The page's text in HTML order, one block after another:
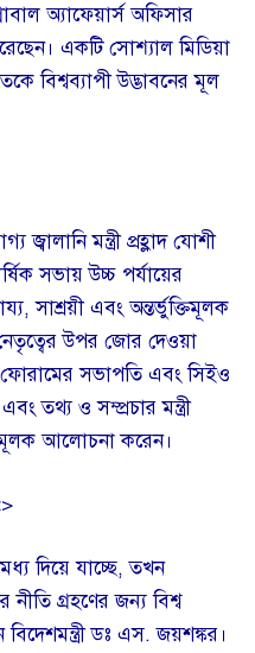
অ্যাফেয়ার্স অফিসার
একটি সোশ্যাল মিডিয়া
বিশ্বব্যাপী উদ্ভাবনের মূল
মন্ত্রী প্রহ্লাদ যোশী
সভায় উচ্চ পর্যায়ের
সাশ্রয়ী এবং অন্তর্ভুক্তিমূলক
নেতৃত্বের উপর জোর দেওয়া
ফোরামের সভাপতি এবং সিইও
তথ্য ও সম্প্রচার মন্ত্রী
আলোচনা করেন।
দিয়ে যাচ্ছে, তখন
নীতি গ্রহণের জন্য বিশ্ব
বিদেশমন্ত্রী ডঃ এস. জয়শঙ্কর।